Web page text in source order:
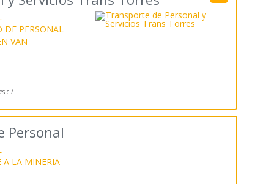
DE PERSONAL
VAN
Personal
A LA MINERIA